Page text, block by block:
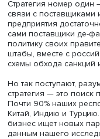
Сейчас сложились
первых, это
2008–2009 годах и,
пика. Во-вторых,
устойчивые
многие принципы, и
которые повлияли
направлены, но и
отмена санкций (а
станет еще одним
разрушать многое